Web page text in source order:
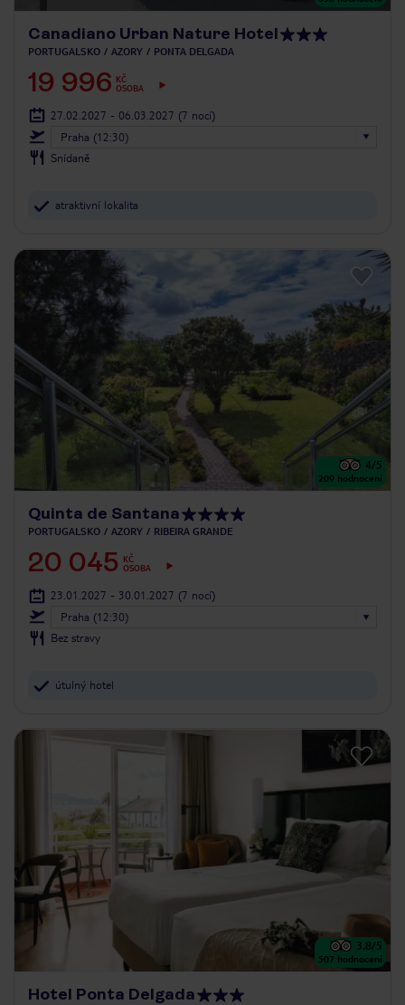
Canadiano Urban Nature Hotel
PORTUGALSKO AZORY PONTA DELGADA
19 996 KČ
OSOBA
27.02.2027 - 06.03.2027 (7 nocí)
Praha (12:30)
Snídaně
atraktivní lokalita
4/5
209 hodnocení
Quinta de Santana
PORTUGALSKO AZORY RIBEIRA GRANDE
20 045
KČ
OSOBA
23.01.2027 - 30.01.2027 (7 nocí)
Praha (12:30)
Bez stravy
útulný hotel
3.8/5
507 hodnocení
Hotel Ponta Delgada